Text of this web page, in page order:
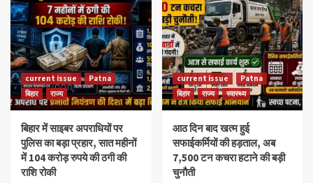
current issue
Patna
बिहार
राज्य
बिहार में साइबर अपराधियों पर
पुलिस का बड़ा प्रहार, सात महीनों
में 104 करोड़ रुपये की ठगी की
राशि रोकी
current issue
Patna
बिहार
राज्य स्वास्थ्य
आठ दिन बाद खत्म हुई
सफाईकर्मियों की हड़ताल, अब
7,500 टन कचरा हटाने की बड़ी
चुनौती